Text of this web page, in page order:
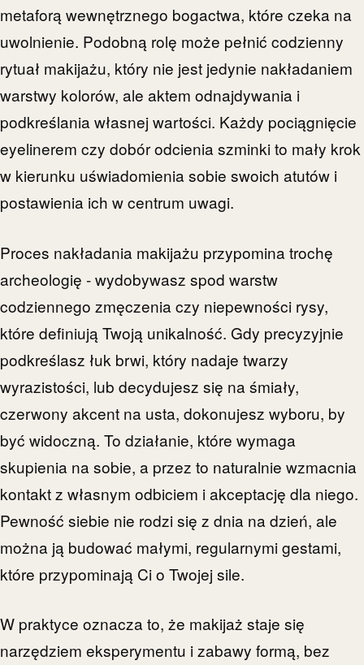
metaforą wewnętrznego bogactwa, które czeka na
uwolnienie. Podobną rolę może pełnić codzienny
rytuał makijażu, który nie jest jedynie nakładaniem
warstwy kolorów, ale aktem odnajdywania i
podkreślania własnej wartości. Każdy pociągnięcie
eyelinerem czy dobór odcienia szminki to mały krok
w kierunku uświadomienia sobie swoich atutów i
postawienia ich w centrum uwagi.
Proces nakładania makijażu przypomina trochę
archeologię - wydobywasz spod warstw
codziennego zmęczenia czy niepewności rysy,
które definiują Twoją unikalność. Gdy precyzyjnie
podkreślasz łuk brwi, który nadaje twarzy
wyrazistości, lub decydujesz się na śmiały,
czerwony akcent na usta, dokonujesz wyboru, by
być widoczną. To działanie, które wymaga
skupienia na sobie, a przez to naturalnie wzmacnia
kontakt z własnym odbiciem i akceptację dla niego.
Pewność siebie nie rodzi się z dnia na dzień, ale
można ją budować małymi, regularnymi gestami,
które przypominają Ci o Twojej sile.
W praktyce oznacza to, że makijaż staje się
narzędziem eksperymentu i zabawy formą, bez